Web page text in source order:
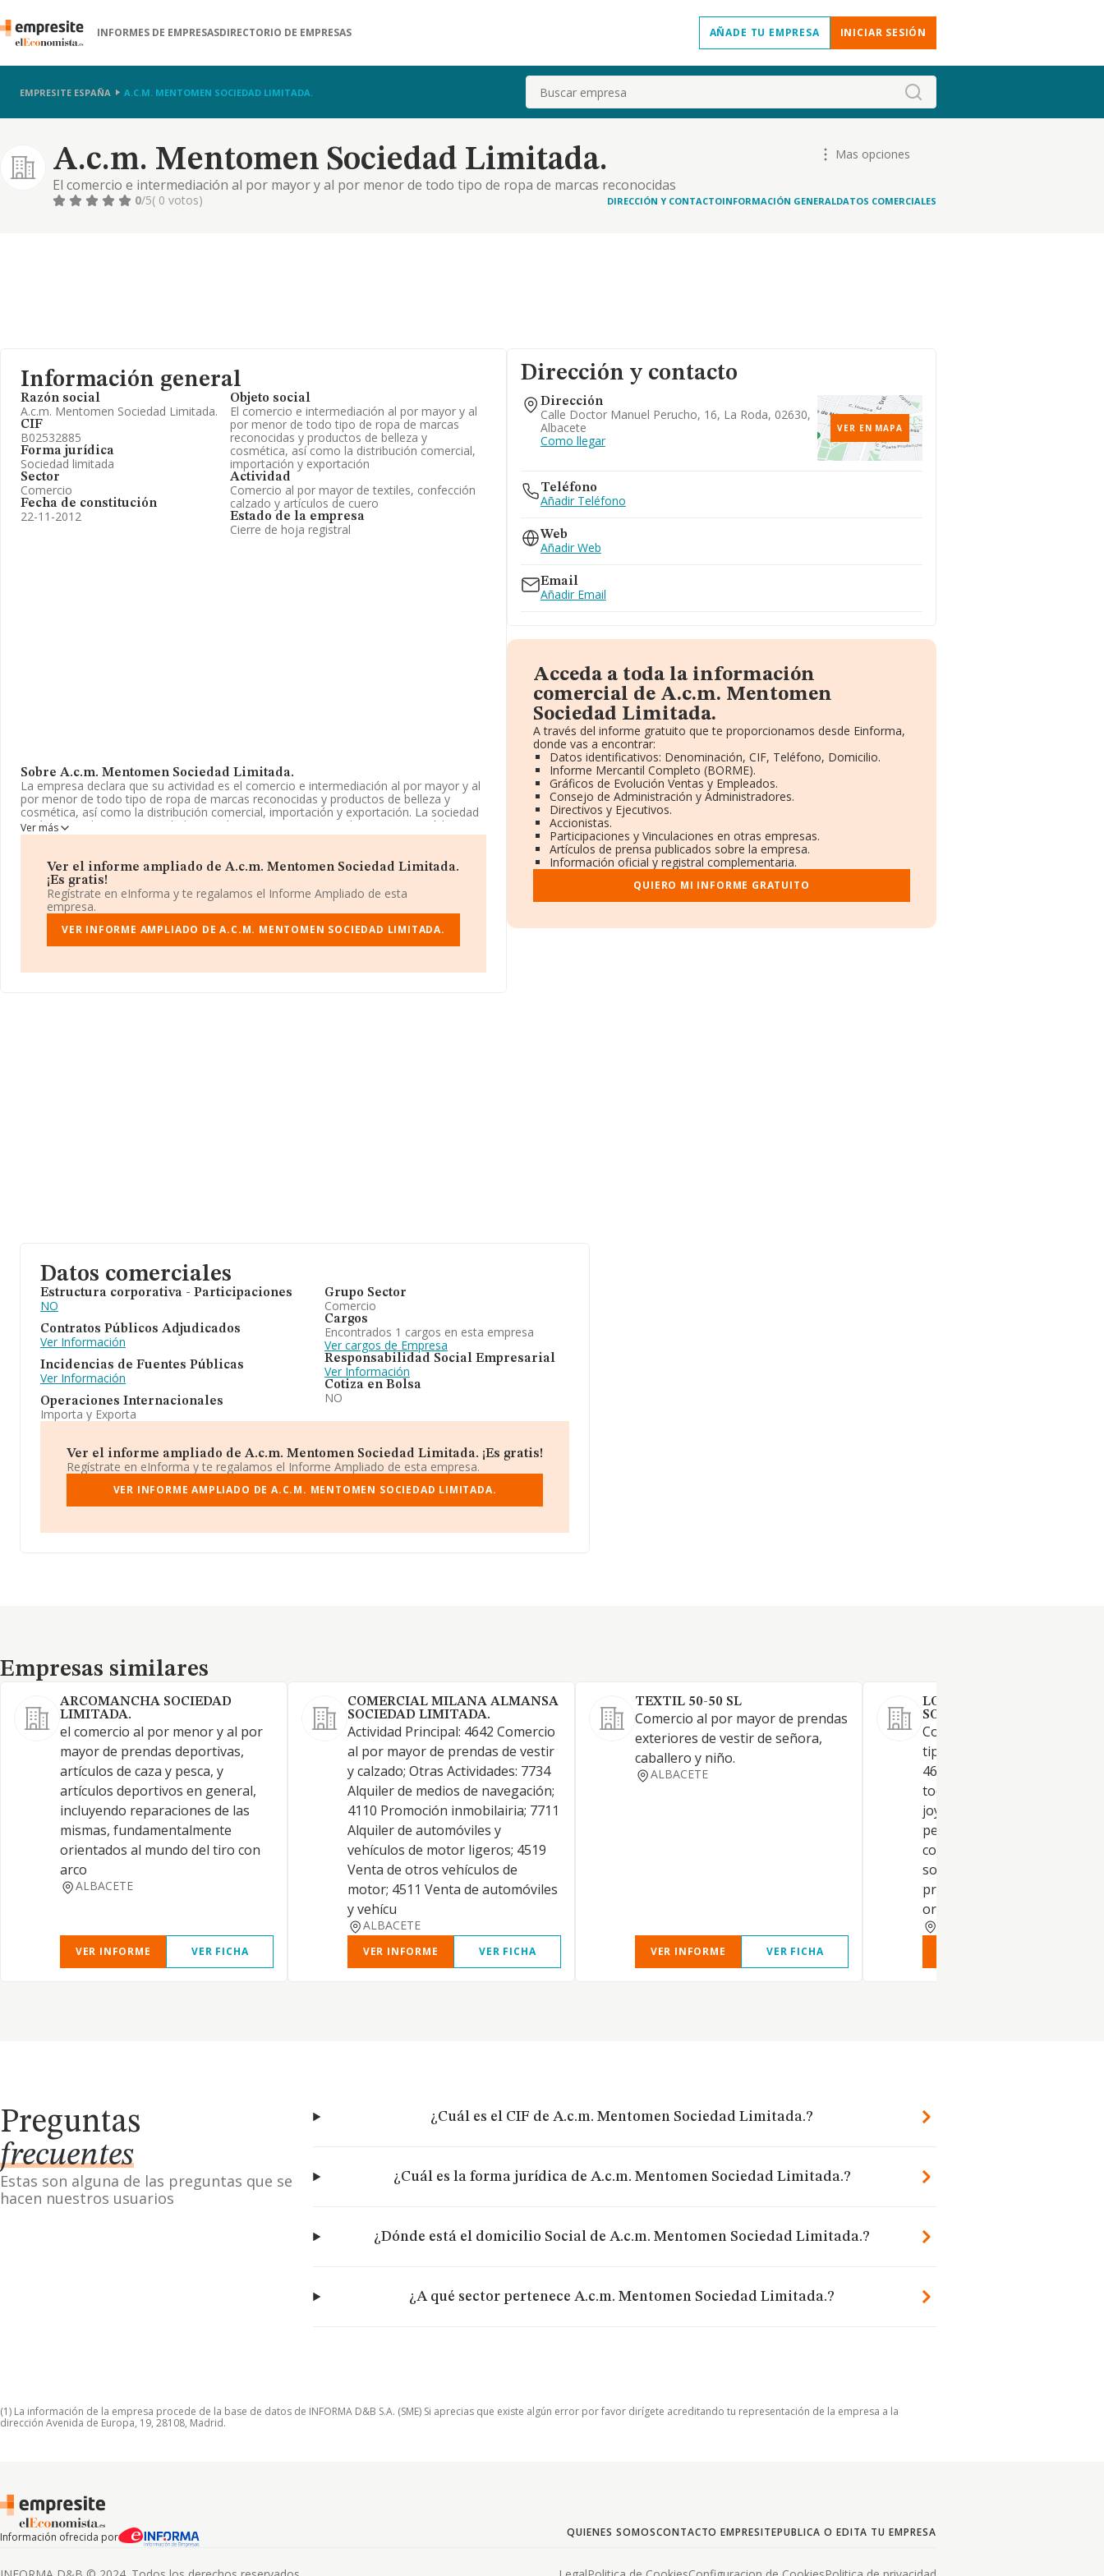
INFORMES DE EMPRESASDIRECTORIO DE EMPRESAS AÑADE TU EMPRESA INICIAR SESIÓN
EMPRESITE ESPAÑA A.C.M. MENTOMEN SOCIEDAD LIMITADA. Buscar
A.c.m. Mentomen Sociedad Limitada.
El comercio e intermediación al por mayor y al por menor de todo tipo de ropa de marcas reconocidas
y productos de belleza y cosmética, así como la distribución comercial, importación y exportación
Mas opciones
0/5( 0 votos) DIRECCIÓN Y CONTACTOINFORMACIÓN GENERALDATOS COMERCIALES
Información general
Razón social
A.c.m. Mentomen Sociedad Limitada.
CIF
B02532885
Forma jurídica
Sociedad limitada
Sector
Comercio
Fecha de constitución
22-11-2012
Objeto social
El comercio e intermediación al por mayor y al
por menor de todo tipo de ropa de marcas
reconocidas y productos de belleza y
cosmética, así como la distribución comercial,
importación y exportación
Actividad
Comercio al por mayor de textiles, confección
calzado y artículos de cuero
Estado de la empresa
Cierre de hoja registral
Sobre A.c.m. Mentomen Sociedad Limitada.
La empresa declara que su actividad es el comercio e intermediación al por mayor y al
por menor de todo tipo de ropa de marcas reconocidas y productos de belleza y
cosmética, así como la distribución comercial, importación y exportación. La sociedad
está registrada como Sociedad Limitada. Su CNAE corresponde a 4642 con código
'Comercio al por mayor de prendas de vestir y calzado'. La empresa realiza actividad
La sociedadA.C.M. Mentomen Sociedad Limitada
domicilio social establecido en Calle Doctor Manuel Perucho núm. 16, (02630), en el
municipio de La Roda, en Albacete, Castilla-la Mancha.
Con los datos a disposición de INFORMA sobre 19.519 empresas pertenecientes al
sector, la facturación en el ámbito nacional alcanza los 34.554 millones de euros y se
Finalmente, para completar los datos de sector la media de empleados es de 4; la
Ver más
Ver el informe ampliado de A.c.m. Mentomen Sociedad Limitada.
¡Es gratis!
Regístrate en eInforma y te regalamos el Informe Ampliado de esta
empresa.
VER INFORME AMPLIADO DE A.C.M. MENTOMEN SOCIEDAD LIMITADA.
Dirección y contacto
Dirección
Calle Doctor Manuel Perucho, 16, La Roda, 02630,
Albacete
Como llegar
VER EN MAPA
Teléfono
Añadir Teléfono
Web
Añadir Web
Email
Añadir Email
Acceda a toda la información
comercial de A.c.m. Mentomen
Sociedad Limitada.
A través del informe gratuito que te proporcionamos desde Einforma,
donde vas a encontrar:
Datos identificativos: Denominación, CIF, Teléfono, Domicilio.
Informe Mercantil Completo (BORME).
Gráficos de Evolución Ventas y Empleados.
Consejo de Administración y Administradores.
Directivos y Ejecutivos.
Accionistas.
Participaciones y Vinculaciones en otras empresas.
Artículos de prensa publicados sobre la empresa.
Información oficial y registral complementaria.
QUIERO MI INFORME GRATUITO
Datos comerciales
Estructura corporativa - Participaciones
NO
Contratos Públicos Adjudicados
Ver Información
Incidencias de Fuentes Públicas
Ver Información
Operaciones Internacionales
Importa y Exporta
Grupo Sector
Comercio
Cargos
Encontrados 1 cargos en esta empresa
Ver cargos de Empresa
Responsabilidad Social Empresarial
Ver Información
Cotiza en Bolsa
NO
Ver el informe ampliado de A.c.m. Mentomen Sociedad Limitada. ¡Es gratis!
Regístrate en eInforma y te regalamos el Informe Ampliado de esta empresa.
VER INFORME AMPLIADO DE A.C.M. MENTOMEN SOCIEDAD LIMITADA.
Empresas similares
Empresas similares
ARCOMANCHA SOCIEDAD
LIMITADA.
el comercio al por menor y al por
mayor de prendas deportivas,
artículos de caza y pesca, y
artículos deportivos en general,
incluyendo reparaciones de las
mismas, fundamentalmente
orientados al mundo del tiro con
arco
ALBACETE
VER INFORME VER FICHA
COMERCIAL MILANA ALMANSA
SOCIEDAD LIMITADA.
Actividad Principal: 4642 Comercio
al por mayor de prendas de vestir
y calzado; Otras Actividades: 7734
Alquiler de medios de navegación;
4110 Promoción inmobilairia; 7711
Alquiler de automóviles y
vehículos de motor ligeros; 4519
Venta de otros vehículos de
motor; 4511 Venta de automóviles
y vehícu
ALBACETE
VER INFORME VER FICHA
TEXTIL 50-50 SL
Comercio al por mayor de prendas
exteriores de vestir de señora,
caballero y niño.
ALBACETE
VER INFORME VER FICHA
LOLA MUÑOZ LUXURY
SOCIEDAD LIMITADA.
Comercio al por mayor de
tipo de prendas de vestir.
46.41. Comercio al por mayor
tocados, complementos de
joyas y bisutería, cosméticos,
perfumes y cualquier otro
complemento de vestir como
sombreros, pañuelos,
prendas de piel y zapatos. La
organización de eventos
Preguntas
frecuentes
Estas son alguna de las preguntas que se
hacen nuestros usuarios
¿Cuál es el CIF de A.c.m. Mentomen Sociedad Limitada.?
¿Cuál es la forma jurídica de A.c.m. Mentomen Sociedad Limitada.?
¿Dónde está el domicilio Social de A.c.m. Mentomen Sociedad Limitada.?
¿A qué sector pertenece A.c.m. Mentomen Sociedad Limitada.?
(1) La información de la empresa procede de la base de datos de INFORMA D&B S.A. (SME) Si aprecias que existe algún error por favor dirígete acreditando tu representación de la empresa a la
dirección Avenida de Europa, 19, 28108, Madrid.
Información ofrecida por QUIENES SOMOSCONTACTO EMPRESITEPUBLICA O EDITA TU EMPRESA